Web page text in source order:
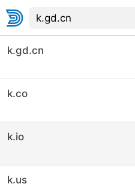
k.gd.cn
k.co
k.io
k.us